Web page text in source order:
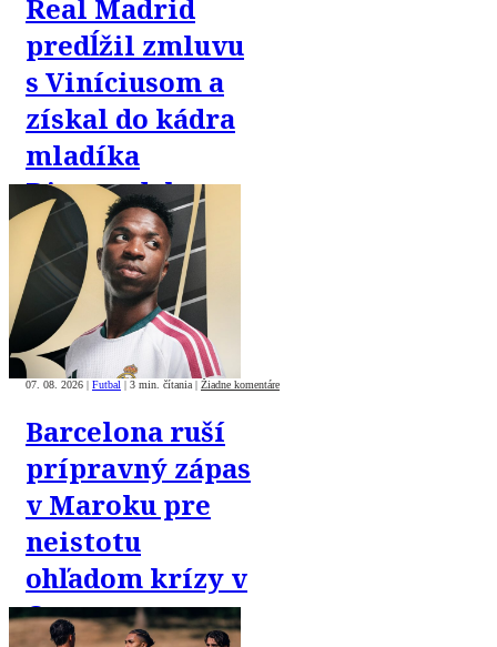
Real Madrid
predĺžil zmluvu
s Viníciusom a
získal do kádra
mladíka
Diomandeho
07. 08. 2026 | Futbal | 3 min. čítania | Žiadne komentáre
Barcelona ruší
prípravný zápas
v Maroku pre
neistotu
ohľadom krízy v
Ceute